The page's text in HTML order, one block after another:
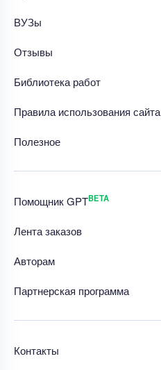
ВУЗы
Отзывы
Библиотека работ
Правила использования сайта
Полезное
Помощник GPTBETA
Лента заказов
Авторам
Партнерская программа
Контакты